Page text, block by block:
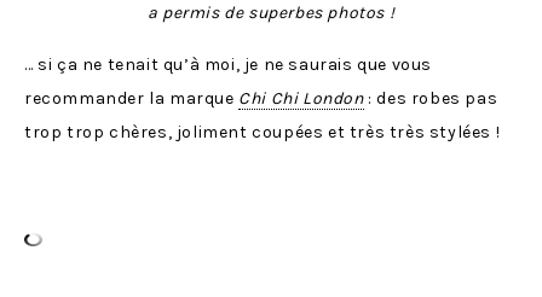
a permis de superbes photos !
… si ça ne tenait qu’à moi, je ne saurais que vous
recommander la marque Chi Chi London: des robes pas
trop trop chères, joliment coupées et très très stylées !